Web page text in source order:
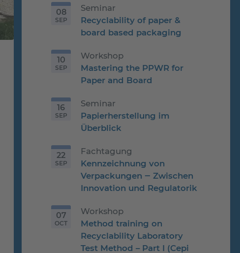
08
SEP
08.09.2026
Seminar
Recyclability of paper &
board based packaging
10
SEP
10.09.2026
Workshop
Mastering the PPWR for
Paper and Board
16
SEP
16.09.2026
Seminar
Papierherstellung im
Überblick
22
SEP
22.09.2026
Fachtagung
Kennzeichnung von
Verpackungen ‒ Zwischen
Innovation und Regulatorik
07
OCT
07.10.2026
Workshop
Method training on
Recyclability Laboratory
Test Method – Part I (Cepi